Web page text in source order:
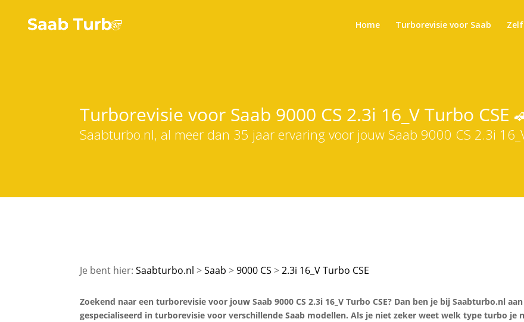
Home Turborevisie voor Saab
Turborevisie voor Saab 9000 CS 2.3i 16_V Turbo CSE
Saabturbo.nl, al meer dan 35 jaar ervaring voor jouw Saab 9000 CS 2.3i
Saabturbo.nl Saab 9000 CS 2.3i 16_V Turbo CSE
Zoekend naar een turborevisie voor jouw Saab 9000 CS 2.3i 16_V Turbo CSE? Dan ben je bij Saabturbo.nl
gespecialiseerd in turborevisie voor verschillende Saab modellen. Als je niet zeker weet welk type turbo je